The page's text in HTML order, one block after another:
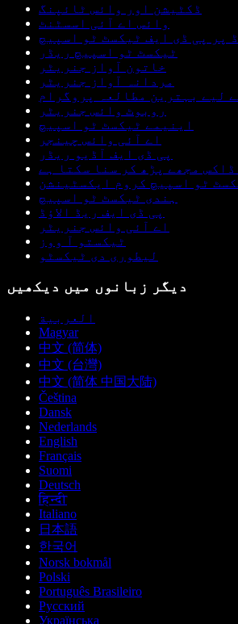
ڈکٹیشن اور وائس ٹائپنگ
وائس اے آئی اسسٹنٹ
پر پی ڈی ایف ٹیکسٹ ٹو اسپیچ
ٹیکسٹ ٹو اسپیچ ریڈر
خاتون آواز جنریٹر
مردانہ آواز جنریٹر
لیے بہترین مطالعہ پروگرام
روبوٹ وائس جنریٹر
اینیمے ٹیکسٹ ٹو اسپیچ
اے آئی وائس چینجر
پی ڈی ایف آڈیو ریڈر
ڈاکس مجھے پڑھ کر سنا سکتا ہے
ٹو اسپیچ کروم ایکسٹینشن
ہندی ٹیکسٹ ٹو اسپیچ
پی ڈی ایف ریڈ الاؤڈ
اے آئی وائس جنریٹر
ٹیکستو آ ووز
لیطوری دی ٹیکسٹو
دیگر زبانوں میں دیکھیں
العربية
Magyar
中文 (简体)
中文 (台灣)
中文 (简体 中国大陆)
Čeština
Dansk
Nederlands
English
Français
Suomi
Deutsch
हिन्दी
Italiano
日本語
한국어
Norsk bokmål
Polski
Português Brasileiro
Русский
Українська